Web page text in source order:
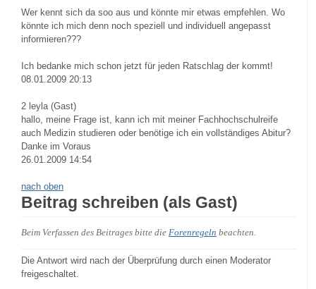
Wer kennt sich da soo aus und könnte mir etwas empfehlen. Wo
könnte ich mich denn noch speziell und individuell angepasst
informieren???
Ich bedanke mich schon jetzt für jeden Ratschlag der kommt!
08.01.2009 20:13
2 leyla (Gast)
hallo, meine Frage ist, kann ich mit meiner Fachhochschulreife
auch Medizin studieren oder benötige ich ein vollständiges Abitur?
Danke im Voraus
26.01.2009 14:54
nach oben
Beitrag schreiben (als Gast)
Beim Verfassen des Beitrages bitte die Forenregeln beachten.
Die Antwort wird nach der Überprüfung durch einen Moderator
freigeschaltet.